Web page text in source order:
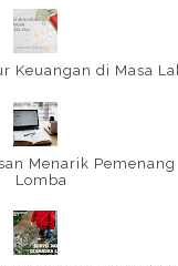
Keuangan di Masa
Menarik Pemenang
Lomba